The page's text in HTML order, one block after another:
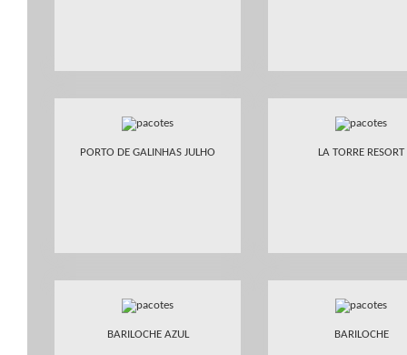
PORTO DE GALINHAS JULHO LA TORRE RESORT
BARILOCHE AZUL BARILOCHE